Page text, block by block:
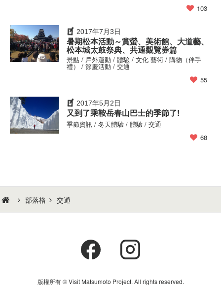
103
55
2017年7月3日
暑期松本活動～賞螢、美術館、大道藝、
松本城太鼓祭典、共通觀覽券篇
景點 / 戶外運動 / 體驗 / 文化 藝術 / 購物（伴手
禮） / 節慶活動 / 交通
68
2017年5月2日
又到了乘鞍岳春山巴士的季節了!
季節資訊 / 冬天體驗 / 體驗 / 交通
部落格 交通
版權所有 © Visit Matsumoto Project. All rights reserved.